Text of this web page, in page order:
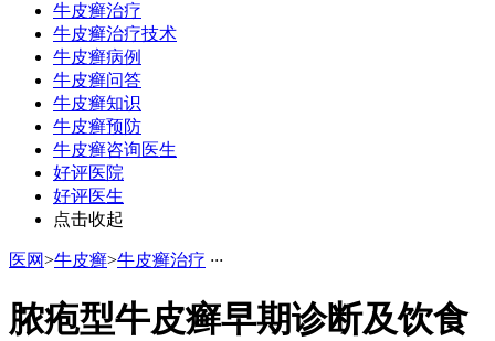
牛皮癣治疗
牛皮癣治疗技术
牛皮癣病例
牛皮癣问答
牛皮癣知识
牛皮癣预防
牛皮癣咨询医生
好评医院
好评医生
点击收起
医网>牛皮癣>牛皮癣治疗 ···
脓疱型牛皮癣早期诊断及饮食